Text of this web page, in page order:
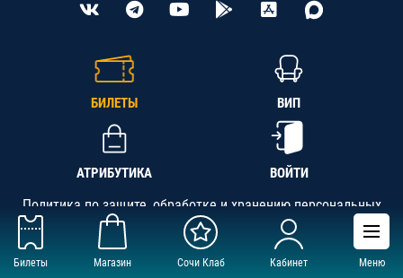
Билеты Магазин Сочи Клаб Кабинет Меню
БИЛЕТЫ ВИП
АТРИБУТИКА ВОЙТИ
Политика по защите, обработке и хранению персональных
данных
АНО «СК «Кубань-Регион», ОГРН 1142300002349,